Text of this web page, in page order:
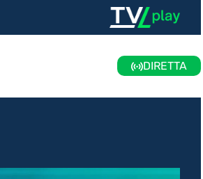
DIRETTA